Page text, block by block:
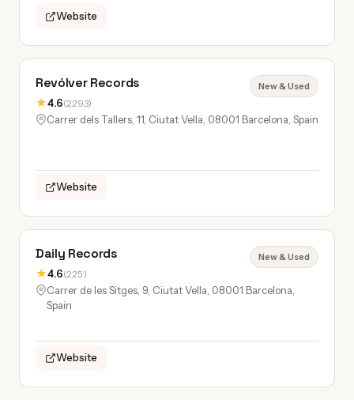
Website
Revólver Records
★4.6(2293)
New & Used
Carrer dels Tallers, 11, Ciutat Vella, 08001 Barcelona, Spain
Website
Daily Records
★4.6(225)
New & Used
Carrer de les Sitges, 9, Ciutat Vella, 08001 Barcelona,
Spain
Website